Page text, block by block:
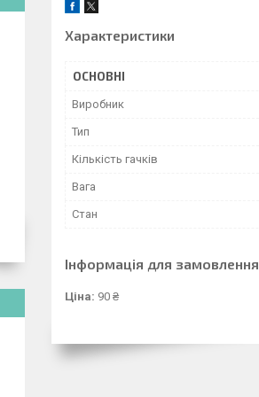
Характеристики
ОСНОВНІ
Виробник
Тип
Кількість гачків
Вага
Стан
Інформація для замовлення
Ціна: 90 ₴